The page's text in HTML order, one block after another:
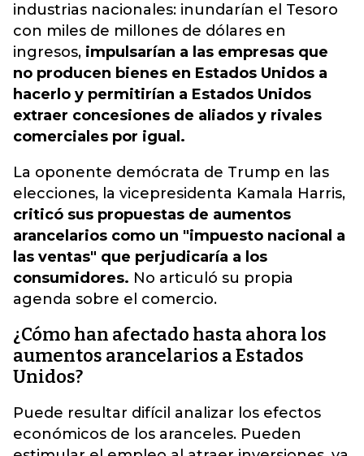
industrias nacionales: inundarían el Tesoro
con miles de millones de dólares en
ingresos, impulsarían a las empresas que
no producen bienes en Estados Unidos a
hacerlo y permitirían a Estados Unidos
extraer concesiones de aliados y rivales
comerciales por igual.
La oponente demócrata de Trump en las
elecciones, la vicepresidenta Kamala Harris,
criticó sus propuestas de aumentos
arancelarios como un "impuesto nacional a
las ventas" que perjudicaría a los
consumidores. No articuló su propia
agenda sobre el comercio.
¿Cómo han afectado hasta ahora los
aumentos arancelarios a Estados
Unidos?
Puede resultar difícil analizar los efectos
económicos de los aranceles. Pueden